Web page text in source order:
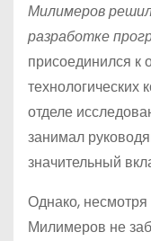
Милимеров
разработке
присоединился к
технологических
отделе
занимал
значительный
Однако,
Милимеров не